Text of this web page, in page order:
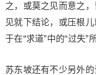
之，或莫之见而意之
见就下结论，或压根
于在“求道”中的“过失”
苏东坡还有不少另外